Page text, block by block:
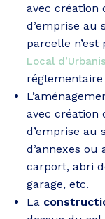
avec création
d’emprise au
parcelle
Local
réglementaire
avec création
d’emprise au
d’annexes
carport, abri
garage, etc.
La